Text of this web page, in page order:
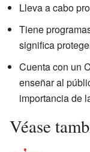
Lleva a cabo
Tiene
significa
Cuenta con un
enseñar al
importancia de
Véase